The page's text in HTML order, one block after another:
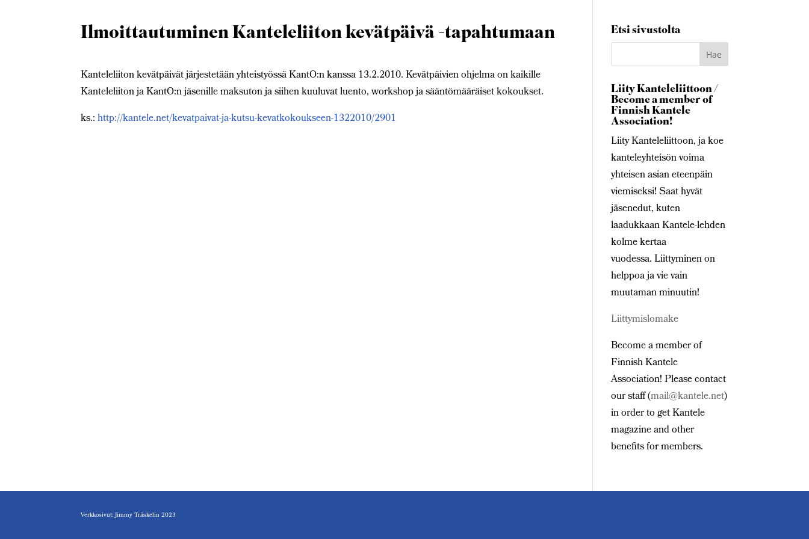
Ilmoittautuminen Kanteleliiton kevätpäivä -tapahtumaan
Kanteleliiton kevätpäivät järjestetään yhteistyössä KantO:n kanssa 13.2.2010. Kevätpäivien ohjelma on kaikille
Kanteleliiton ja KantO:n jäsenille maksuton ja siihen kuuluvat luento, workshop ja sääntömääräiset kokoukset.
ks.:http://kantele.net/kevatpaivat-ja-kutsu-kevatkokoukseen-1322010/2901
Etsi sivustolta
Liity Kanteleliittoon /
Become a member of
Finnish Kantele
Association!
Liity Kanteleliittoon, ja koe
kanteleyhteisön voima
yhteisen asian eteenpäin
viemiseksi! Saat hyvät
jäsenedut, kuten
laadukkaan Kantele-lehden
kolme kertaa
vuodessa. Liittyminen on
helppoa ja vie vain
muutaman minuutin!
Liittymislomake
Become a member of
Finnish Kantele
Association! Please contact
our staff (mail@kantele.net)
in order to get Kantele
magazine and other
benefits for members.
Verkkosivut: Jimmy Träskelin 2023